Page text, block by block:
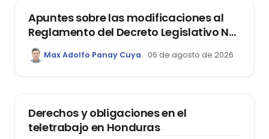
Apuntes sobre las modificaciones al
Reglamento del Decreto Legislativo Nº
1400, que aprueba el Régimen de
Garantía Mobiliaria
Max Adolfo Panay Cuya 06 de agosto de 2026
Derechos y obligaciones en el
teletrabajo en Honduras